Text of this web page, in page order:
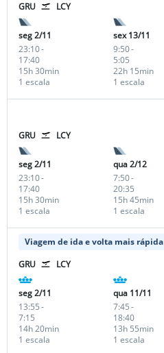
GRU LCY
seg 2/11
23:10-
17:40
1 escala
15h 30min
sex 13/11
9:50-
5:05
1 escala
22h 15min
GRU LCY
seg 2/11
23:10-
17:40
1 escala
15h 30min
qua 2/12
7:50-
20:35
1 escala
15h 45min
Viagem de ida e volta mais rápida
GRU
LCY
seg 2/11
13:55-
7:15
1 escala
14h 20min
qua 11/11
7:45-
18:40
1 escala
13h 55min